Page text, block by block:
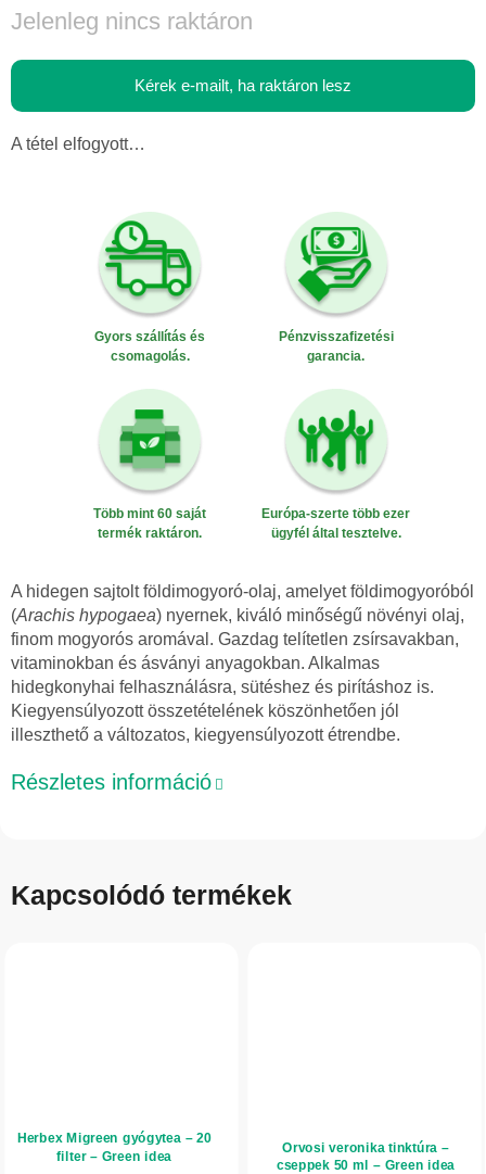
Jelenleg nincs raktáron
Kérek e-mailt, ha raktáron lesz
A tétel elfogyott…
Gyors szállítás és
csomagolás.
Pénzvisszafizetési
garancia.
Több mint 60 saját
termék raktáron.
Európa-szerte több ezer
ügyfél által tesztelve.
A hidegen sajtolt földimogyoró-olaj, amelyet földimogyoróból
(Arachis hypogaea) nyernek, kiváló minőségű növényi olaj,
finom mogyorós aromával. Gazdag telítetlen zsírsavakban,
vitaminokban és ásványi anyagokban. Alkalmas
hidegkonyhai felhasználásra, sütéshez és pirításhoz is.
Kiegyensúlyozott összetételének köszönhetően jól
illeszthető a változatos, kiegyensúlyozott étrendbe.
Részletes információ
Kapcsolódó termékek
Herbex Migreen gyógytea – 20
filter – Green idea
Orvosi veronika tinktúra –
cseppek 50 ml – Green idea